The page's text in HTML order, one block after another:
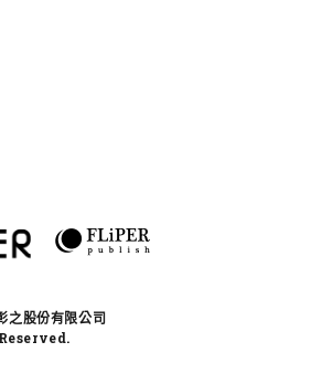
之股份有限公司